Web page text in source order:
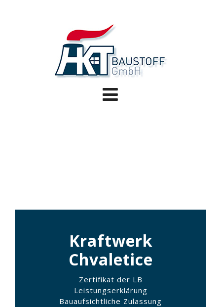
Kraftwerk
Chvaletice
Zertifikat der LB
Leistungserklärung
Bauaufsichtliche Zulassung